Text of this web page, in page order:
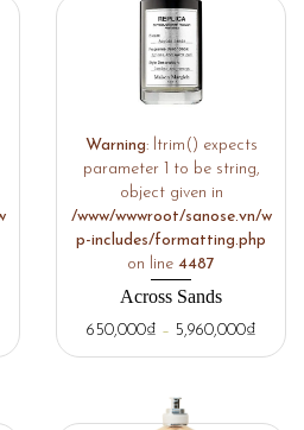
Warning: ltrim() expects
parameter 1 to be string,
object given in
/www/wwwroot/sanose.vn/w
p-includes/formatting.php
on line 4487
Across Sands
650,000₫ – 5,960,000₫